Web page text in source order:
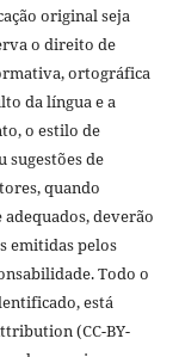
original seja
o direito de
ortográfica
da língua e a
o estilo de
sugestões de
quando
adequados, deverão
emitidas pelos
Todo o
está
(CC-BY-